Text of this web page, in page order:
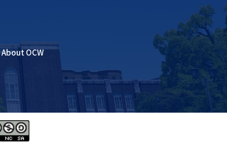
About OCW